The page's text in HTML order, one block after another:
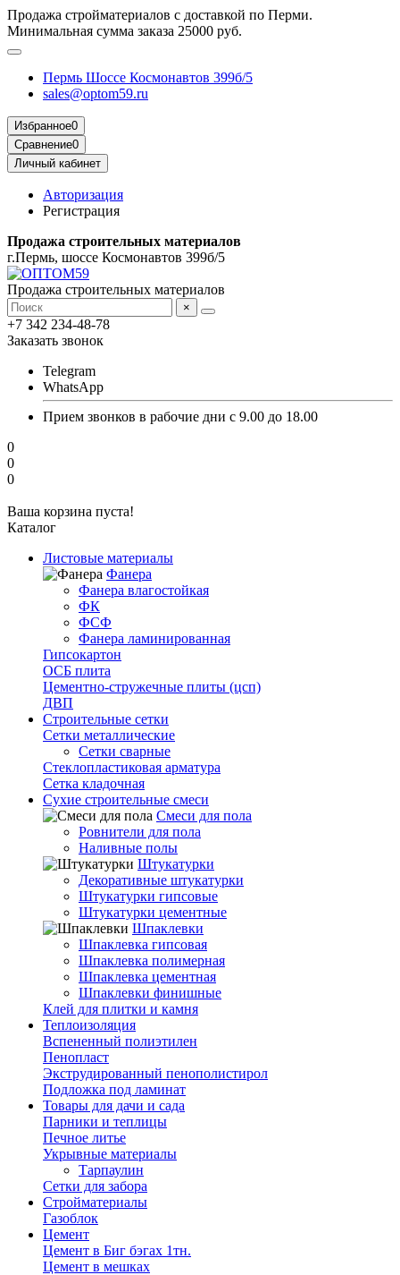
Продажа стройматериалов с доставкой по Перми.
Минимальная сумма заказа 25000 руб.
Пермь Шоссе Космонавтов 399б/5
sales@optom59.ru
Избранное0
Сравнение0
Личный кабинет
Авторизация
Регистрация
Продажа строительных материалов
г.Пермь, шоссе Космонавтов 399б/5
Продажа строительных материалов
×
+7 342 234-48-78
Заказать звонок
Telegram
WhatsApp
Прием звонков в рабочие дни с 9.00 до 18.00
0
0
0
Ваша корзина пуста!
Каталог
Листовые материалы
Фанера
Фанера влагостойкая
ФК
ФСФ
Фанера ламинированная
Гипсокартон
ОСБ плита
Цементно-стружечные плиты (цсп)
ДВП
Строительные сетки
Сетки металлические
Сетки сварные
Стеклопластиковая арматура
Сетка кладочная
Сухие строительные смеси
Смеси для пола
Ровнители для пола
Наливные полы
Штукатурки
Декоративные штукатурки
Штукатурки гипсовые
Штукатурки цементные
Шпаклевки
Шпаклевка гипсовая
Шпаклевка полимерная
Шпаклевка цементная
Шпаклевки финишные
Клей для плитки и камня
Теплоизоляция
Вспененный полиэтилен
Пенопласт
Экструдированный пенополистирол
Подложка под ламинат
Товары для дачи и сада
Парники и теплицы
Печное литье
Укрывные материалы
Тарпаулин
Сетки для забора
Стройматериалы
Газоблок
Цемент
Цемент в Биг бэгах 1тн.
Цемент в мешках